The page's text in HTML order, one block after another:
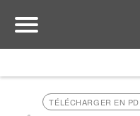
TÉLÉCHARGER EN